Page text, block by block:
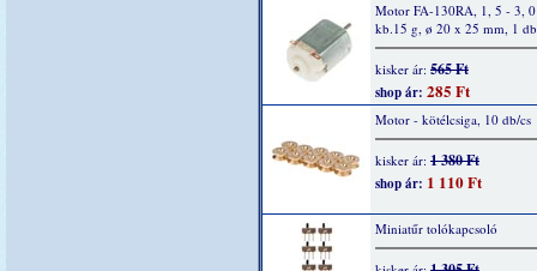
Motor FA-130RA, 1, 5 - 3,
kb.15 g, ø 20 x 25 mm, 1 db
kisker ár: 565 Ft
shop ár: 285 Ft
Motor - kötélcsiga, 10 db/cs
kisker ár: 1 380 Ft
shop ár: 1 110 Ft
Miniatűr tolókapcsoló